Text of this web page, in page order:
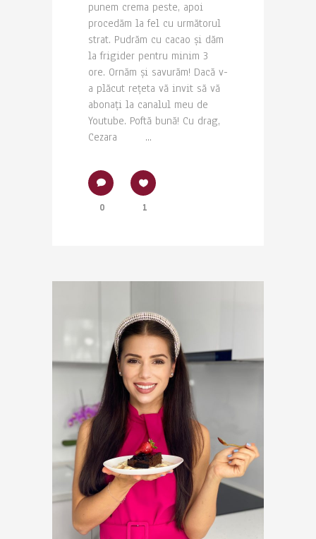
punem crema peste, apoi
procedăm la fel cu următorul
strat. Pudrăm cu cacao și dăm
la frigider pentru minim 3
ore. Ornăm și savurăm! Dacă v-
a plăcut rețeta vă invit să vă
abonați la canalul meu de
Youtube. Poftă bună! Cu drag,
Cezara ...
0 1